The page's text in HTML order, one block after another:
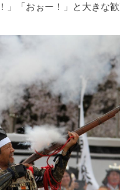
」「おぉー！」と大きな